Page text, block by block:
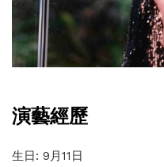
演藝經歷
生日: 9月11日